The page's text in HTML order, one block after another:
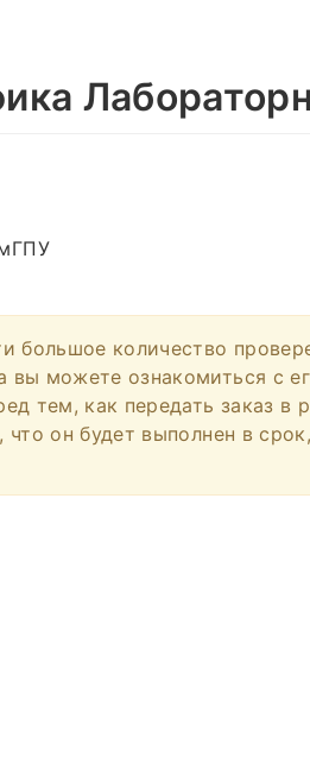
большое количество
можете ознакомиться с
тем, как передать заказ в
он будет выполнен в